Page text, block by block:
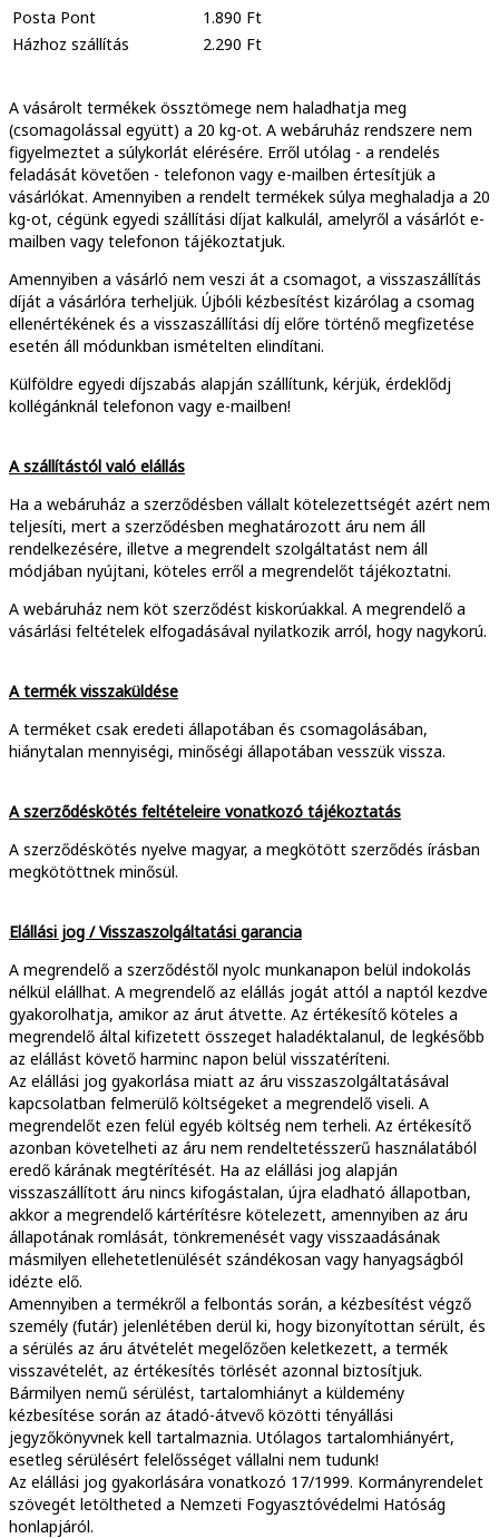
Posta Pont
1.890 Ft
Házhoz szállítás
2.290 Ft
A vásárolt termékek össztömege nem haladhatja meg
(csomagolással együtt) a 20 kg-ot. A webáruház rendszere nem
figyelmeztet a súlykorlát elérésére. Erről utólag - a rendelés
feladását követően - telefonon vagy e-mailben értesítjük a
vásárlókat. Amennyiben a rendelt termékek súlya meghaladja a 20
kg-ot, cégünk egyedi szállítási díjat kalkulál, amelyről a vásárlót e-
mailben vagy telefonon tájékoztatjuk.
Amennyiben a vásárló nem veszi át a csomagot, a visszaszállítás
díját a vásárlóra terheljük. Újbóli kézbesítést kizárólag a csomag
ellenértékének és a visszaszállítási díj előre történő megfizetése
esetén áll módunkban ismételten elindítani.
Külföldre egyedi díjszabás alapján szállítunk, kérjük, érdeklődj
kollégánknál telefonon vagy e-mailben!
A szállítástól való elállás
Ha a webáruház a szerződésben vállalt kötelezettségét azért nem
teljesíti, mert a szerződésben meghatározott áru nem áll
rendelkezésére, illetve a megrendelt szolgáltatást nem áll
módjában nyújtani, köteles erről a megrendelőt tájékoztatni.
A webáruház nem köt szerződést kiskorúakkal. A megrendelő a
vásárlási feltételek elfogadásával nyilatkozik arról, hogy nagykorú.
A termék visszaküldése
A terméket csak eredeti állapotában és csomagolásában,
hiánytalan mennyiségi, minőségi állapotában vesszük vissza.
A szerződéskötés feltételeire vonatkozó tájékoztatás
A szerződéskötés nyelve magyar, a megkötött szerződés írásban
megkötöttnek minősül.
Elállási jog / Visszaszolgáltatási garancia
A megrendelő a szerződéstől nyolc munkanapon belül indokolás
nélkül elállhat. A megrendelő az elállás jogát attól a naptól kezdve
gyakorolhatja, amikor az árut átvette. Az értékesítő köteles a
megrendelő által kifizetett összeget haladéktalanul, de legkésőbb
az elállást követő harminc napon belül visszatéríteni.
Az elállási jog gyakorlása miatt az áru visszaszolgáltatásával
kapcsolatban felmerülő költségeket a megrendelő viseli. A
megrendelőt ezen felül egyéb költség nem terheli. Az értékesítő
azonban követelheti az áru nem rendeltetésszerű használatából
eredő kárának megtérítését. Ha az elállási jog alapján
visszaszállított áru nincs kifogástalan, újra eladható állapotban,
akkor a megrendelő kártérítésre kötelezett, amennyiben az áru
állapotának romlását, tönkremenését vagy visszaadásának
másmilyen ellehetetlenülését szándékosan vagy hanyagságból
idézte elő.
Amennyiben a termékről a felbontás során, a kézbesítést végző
személy (futár) jelenlétében derül ki, hogy bizonyítottan sérült, és
a sérülés az áru átvételét megelőzően keletkezett, a termék
visszavételét, az értékesítés törlését azonnal biztosítjuk.
Bármilyen nemű sérülést, tartalomhiányt a küldemény
kézbesítése során az átadó-átvevő közötti tényállási
jegyzőkönyvnek kell tartalmaznia. Utólagos tartalomhiányért,
esetleg sérülésért felelősséget vállalni nem tudunk!
Az elállási jog gyakorlására vonatkozó 17/1999. Kormányrendelet
szövegét letöltheted a Nemzeti Fogyasztóvédelmi Hatóság
honlapjáról.